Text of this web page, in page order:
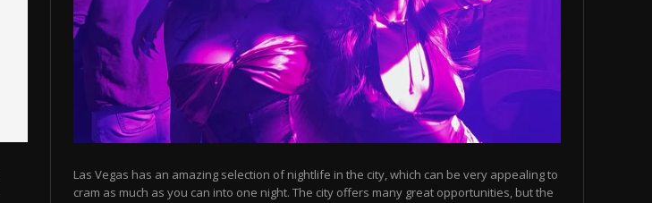
Las Vegas has an amazing selection of nightlife in the city, which can be very appealing to
cram as much as you can into one night. The city offers many great opportunities, but the